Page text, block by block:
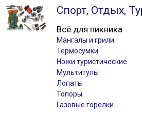
Спорт, Отдых,
Всё для пикника
Мангалы и грили
Термосумки
Ножи туристические
Мультитулы
Лопаты
Топоры
Газовые горелки